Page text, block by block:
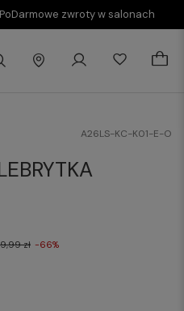
Darmowe zwroty w salonach
A26LS-KC-K01-E-O
zł -66%